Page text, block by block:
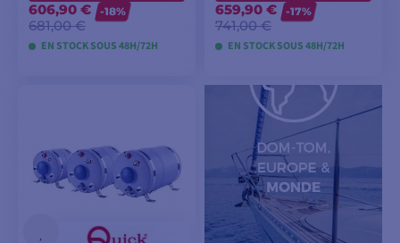
606,90 €
681,00 €
-18%
EN STOCK SOUS 48H/72H
659,90 €
741,00 €
-17%
EN STOCK SOUS 48H/72H
AJOUTER AU
PANIER